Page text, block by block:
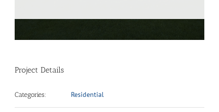
Project Details
Categories: Residential